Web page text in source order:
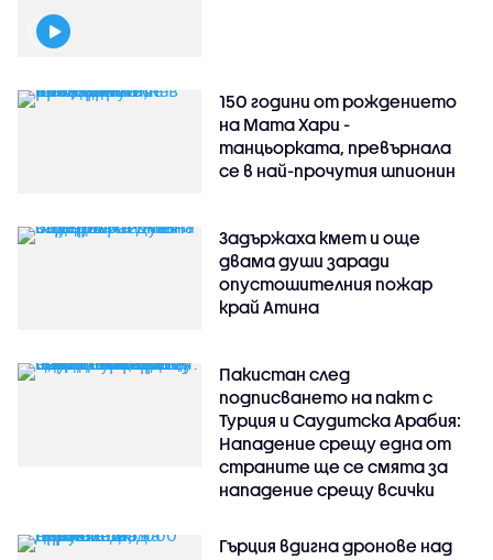
150 години от рождението
на Мата Хари -
танцьорката, превърнала
се в най-прочутия шпионин
Задържаха кмет и още
двама души заради
опустошителния пожар
край Атина
Пакистан след
подписването на пакт с
Турция и Саудитска Арабия:
Нападение срещу една от
страните ще се смята за
нападение срещу всички
Гърция вдигна дронове над